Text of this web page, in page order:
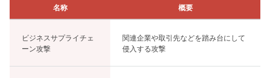
名称 概要
ビジネスサプライチェ
ーン攻撃
関連企業や取引先などを踏み台にして
侵入する攻撃